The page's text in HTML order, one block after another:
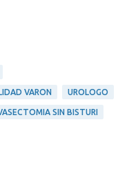
VARON UROLOGO
SIN BISTURI